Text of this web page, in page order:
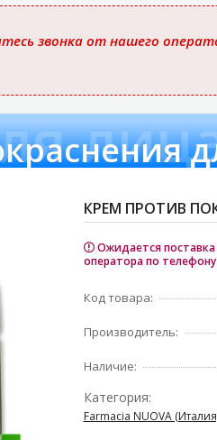
звонка от нашего
КРЕМ ПРОТИВ
Ожидается поставка
оператора по телефону
Код товара:
Производитель:
Наличие:
Категория:
Farmacia NUOVA